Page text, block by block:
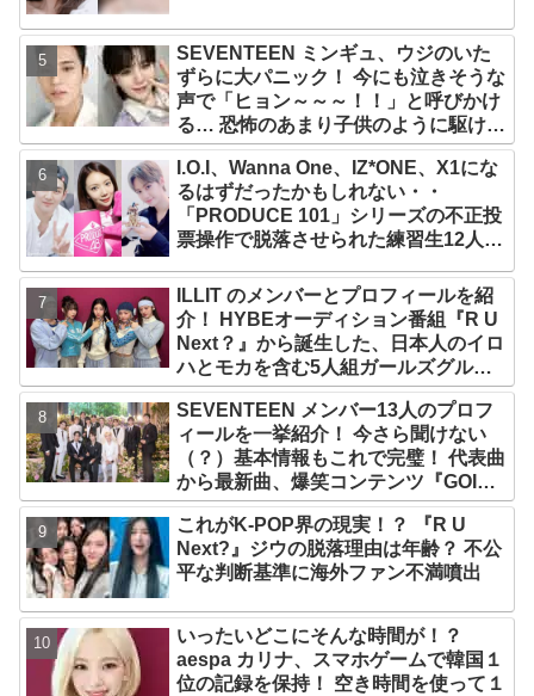
SEVENTEEN ミンギュ、ウジのいた
ずらに大パニック！ 今にも泣きそうな
声で「ヒョン～～～！！」と呼びかけ
る… 恐怖のあまり子供のように駆け出
す姿がかわいい
I.O.I、Wanna One、IZ*ONE、X1にな
るはずだったかもしれない・・
「PRODUCE 101」シリーズの不正投
票操作で脱落させられた練習生12人の
ILLIT のメンバーとプロフィールを紹
介！ HYBEオーディション番組『R U
Next？』から誕生した、日本人のイロ
ハとモカを含む5人組ガールズグルー
プ！ デビュー曲「Magnetic」がいき
なりの大ヒット
SEVENTEEN メンバー13人のプロフ
ィールを一挙紹介！ 今さら聞けない
（？）基本情報もこれで完璧！ 代表曲
から最新曲、爆笑コンテンツ『GOING
SEVENTEEN』まで・・VERY NICE
な魅力が満載
これがK-POP界の現実！？ 『R U
Next?』ジウの脱落理由は年齢？ 不公
平な判断基準に海外ファン不満噴出
いったいどこにそんな時間が！？
aespa カリナ、スマホゲームで韓国１
位の記録を保持！ 空き時間を使って１